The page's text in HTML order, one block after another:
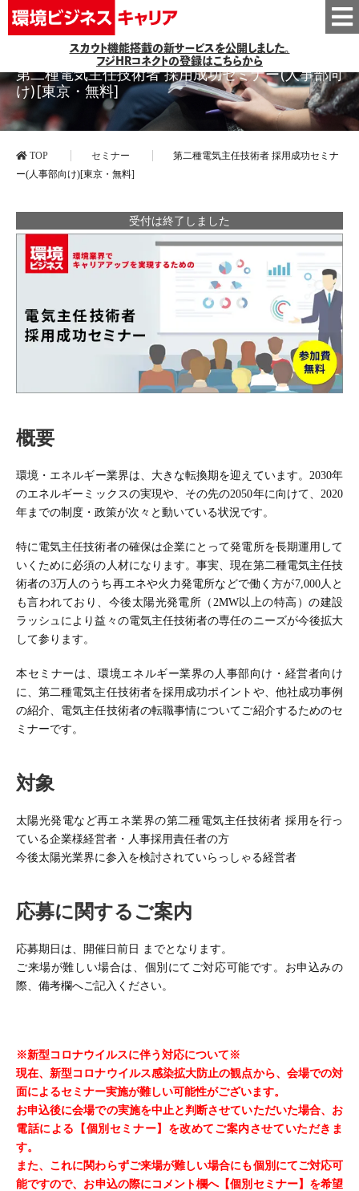
スカウト機能搭載の新サービスを公開しました。
フジHRコネクトの登録はこちらから
第二種電気主任技術者 採用成功セミナー(人事部向
け)[東京・無料]
TOP セミナー
第二種電気主任技術者 採用成功セミナ
ー(人事部向け)[東京・無料]
概要
環境・エネルギー業界は、大きな転換期を迎えています。2030年
のエネルギーミックスの実現や、その先の2050年に向けて、2020
年までの制度・政策が次々と動いている状況です。
特に電気主任技術者の確保は企業にとって発電所を長期運用して
いくために必須の人材になります。事実、現在第二種電気主任技
術者の3万人のうち再エネや火力発電所などで働く方が7,000人と
も言われており、今後太陽光発電所（2MW以上の特高）の建設
ラッシュにより益々の電気主任技術者の専任のニーズが今後拡大
して参ります。
本セミナーは、環境エネルギー業界の人事部向け・経営者向け
に、第二種電気主任技術者を採用成功ポイントや、他社成功事例
の紹介、電気主任技術者の転職事情についてご紹介するためのセ
ミナーです。
対象
太陽光発電など再エネ業界の第二種電気主任技術者 採用を行っ
ている企業様経営者・人事採用責任者の方
今後太陽光業界に参入を検討されていらっしゃる経営者
応募に関するご案内
応募期日は、開催日前日 までとなります。
ご来場が難しい場合は、個別にてご対応可能です。お申込みの
際、備考欄へご記入ください。
※新型コロナウイルスに伴う対応について※
現在、新型コロナウイルス感染拡大防止の観点から、 会場での対
面によるセミナー実施が難しい可能性がございます。
お申込後に会場での実施を中止と判断させていただいた場合、 お
電話による【個別セミナー】を改めてご案内させていただきま
す。
また、これに関わらずご来場が難しい場合にも個別にてご対応可
能ですので、 お申込の際にコメント欄へ【個別セミナー】を希望